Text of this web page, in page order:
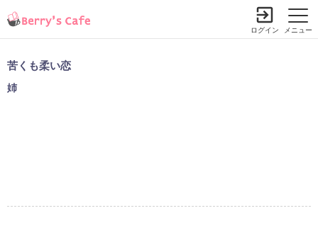
メニュー
ログイン
苦くも柔い恋
姉